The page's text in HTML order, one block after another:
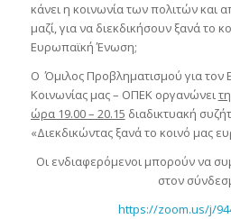
κάνει η κοινωνία των πολιτών και
μαζί, για να διεκδικήσουν ξανά το
Ευρωπαϊκή Ένωση;
Ο Όμιλος Προβληματισμού για τον
Κοινωνίας μας – ΟΠΕΚ οργανώνει
ώρα 19.00 – 20.15 διαδικτυακή
«Διεκδικώντας ξανά το κοινό μας
Οι ενδιαφερόμενοι μπορούν να
στον
https://zoom.us/j/